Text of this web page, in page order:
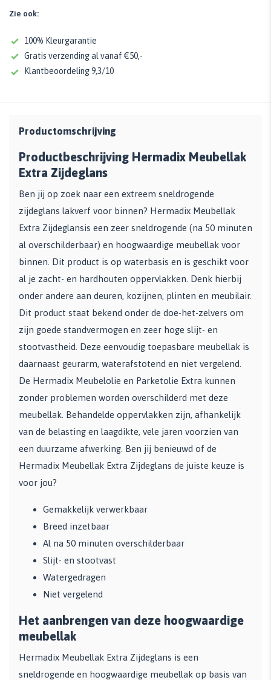
Zie ook:
100% Kleurgarantie
Gratis verzending al vanaf €50,-
Klantbeoordeling 9,3/10
Productomschrijving
Productbeschrijving Hermadix Meubellak
Extra Zijdeglans
Ben jij op zoek naar een extreem sneldrogende
zijdeglans lakverf voor binnen? Hermadix Meubellak
Extra Zijdeglansis een zeer sneldrogende (na 50 minuten
al overschilderbaar) en hoogwaardige meubellak voor
binnen. Dit product is op waterbasis en is geschikt voor
al je zacht- en hardhouten oppervlakken. Denk hierbij
onder andere aan deuren, kozijnen, plinten en meubilair.
Dit product staat bekend onder de doe-het-zelvers om
zijn goede standvermogen en zeer hoge slijt- en
stootvastheid. Deze eenvoudig toepasbare meubellak is
daarnaast geurarm, waterafstotend en niet vergelend.
De Hermadix Meubelolie en Parketolie Extra kunnen
zonder problemen worden overschilderd met deze
meubellak. Behandelde oppervlakken zijn, afhankelijk
van de belasting en laagdikte, vele jaren voorzien van
een duurzame afwerking. Ben jij benieuwd of de
Hermadix Meubellak Extra Zijdeglans de juiste keuze is
voor jou?
Gemakkelijk verwerkbaar
Breed inzetbaar
Al na 50 minuten overschilderbaar
Slijt- en stootvast
Watergedragen
Niet vergelend
Het aanbrengen van deze hoogwaardige
meubellak
Hermadix Meubellak Extra Zijdeglans is een
sneldrogende en hoogwaardige meubellak op basis van